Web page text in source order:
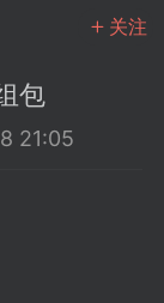
关注
包
21:05